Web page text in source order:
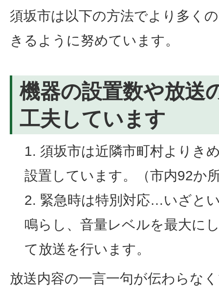
須坂市は以下の方法でより多く
きるように努めています。
機器の設置数や放送
工夫しています
須坂市は近隣市町村よりき
設置しています。（市内92か
緊急時は特別対応…いざと
鳴らし、音量レベルを最大に
て放送を行います。
放送内容の一言一句が伝わらな